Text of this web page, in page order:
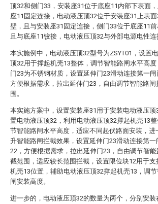
顶32和侧门33，安装座31位于底座11内部下表面
座11固定连接，电动液压顶32位于安装座31上表面
壁，且与安装座31固定连接，侧门33位于底座11前
且与底座11铰接，电动液压顶32与外部电源电性连
本实施例中，电动液压顶32型号为ZSYT01，设置
顶32用于撑起机壳13整体，调节智能路闸水平高度
门23为不锈钢材质，设置延伸门23滑动连接第一闸
方便根据需求，拉出延伸门23，自由调节智能路闸
围。
本实施方案中，设置安装座31用于安装电动液压顶
置电动液压顶32，利用电动液压顶32撑起机壳13整
节智能路闸水平高度，适应不同起伏路面安装，进
升智能路闸拦截效果，设置延伸门23滑动连接第一
22，方便根据需求，拉出延伸门23，自由调节智
截范围，适应较长范围拦截，设置限位块12用于支
机壳13位置，辅助电动液压顶32撑起机壳13，调
闸安装高度。
进一步的，电动液压顶32的数量为两个，分别安装